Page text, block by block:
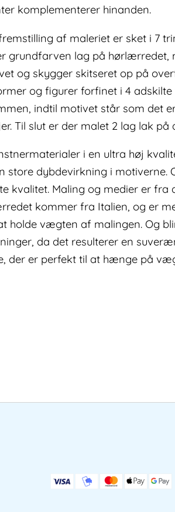
komplementerer hinanden.
af maleriet er sket i 7
grundfarven lag på
og skygger skitseret op på
og figurer forfinet i 4
indtil motivet står som det
Til slut er der malet 2 lag lak
i en ultra høj
store dybdevirkning i
kvalitet. Maling og medier er
kommer fra Italien, og er
holde vægten af malingen. Og
da det resulterer en
der er perfekt til at hænge på